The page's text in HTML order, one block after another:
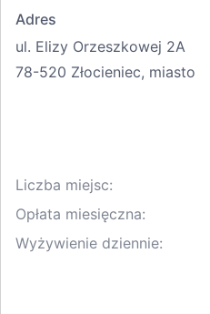
Adres
ul. Elizy Orzeszkowej 2A
78-520 Złocieniec, miasto
Liczba miejsc:
Opłata miesięczna:
Wyżywienie dziennie: